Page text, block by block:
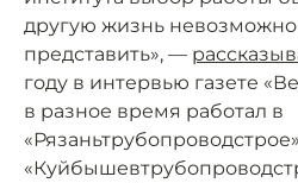
другую жизнь
представить», —
году в интервью газете
в разное время работал в